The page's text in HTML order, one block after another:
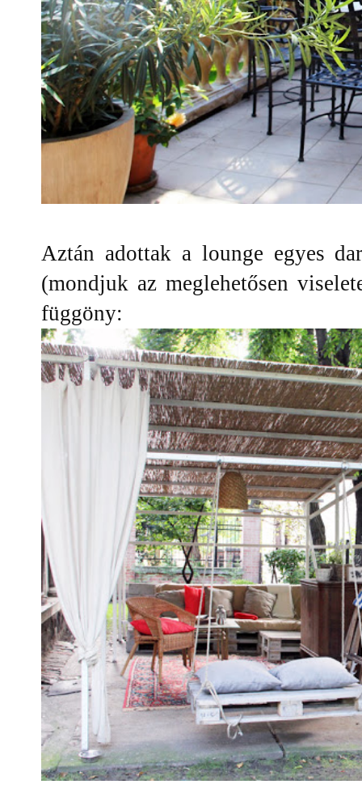
Aztán adottak a lounge egyes
(mondjuk az meglehetősen
függöny: